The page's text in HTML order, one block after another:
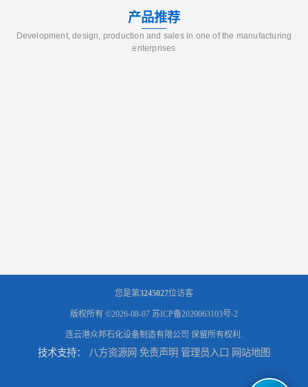
产品推荐
Development, design, production and sales in one of the manufacturing
enterprises
您是第3245027位访客
版权所有 ©2026-08-07 苏ICP备2020063103号-2
连云港众邦石化设备制造有限公司 保留所有权利.
技术支持： 八方资源网 免责声明 管理员入口 网站地图